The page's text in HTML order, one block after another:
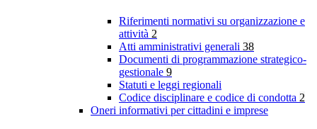
Riferimenti normativi su organizzazione e
attività 2
Atti amministrativi generali 38
Documenti di programmazione strategico-
gestionale 9
Statuti e leggi regionali
Codice disciplinare e codice di condotta 2
Oneri informativi per cittadini e imprese